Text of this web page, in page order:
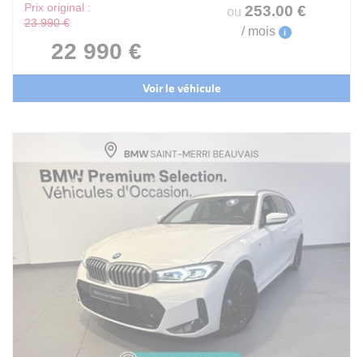
Prix original :
23 990 €
22 990 €
ou 253.00 €
/ mois i
Voir le véhicule